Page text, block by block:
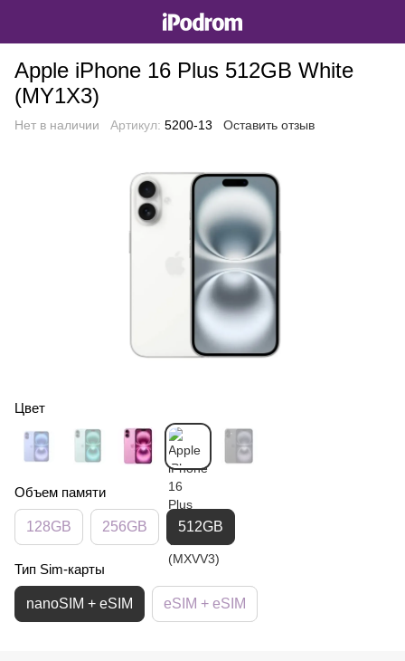
Apple iPhone 16 Plus 512GB White
(MY1X3)
Нет в наличии Артикул: 5200-13 Оставить отзыв
Цвет
Объем памяти
128GB 256GB 512GB
Тип Sim-карты
nanoSIM + eSIM eSIM + eSIM